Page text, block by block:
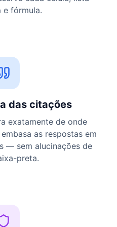
e fórmula.
das citações
exatamente de onde
as respostas em
— sem alucinações de
preta.